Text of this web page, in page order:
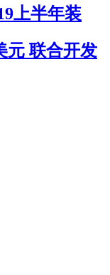
上半年装
元 联合开发